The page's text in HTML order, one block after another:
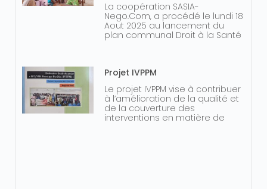
La coopération SASIA-
Nego.Com, a procédé le lundi 18
Aout 2025 au lancement du
plan communal Droit à la Santé
Projet IVPPM
Le projet IVPPM vise à contribuer
à l’amélioration de la qualité et
de la couverture des
interventions en matière de